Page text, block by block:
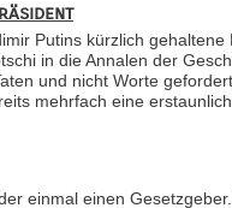
Putins kürzlich
in die Annalen der
und nicht Worte
mehrfach eine
einmal einen